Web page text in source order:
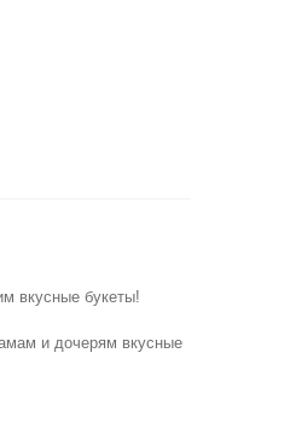
вкусные букеты!
и дочерям вкусные